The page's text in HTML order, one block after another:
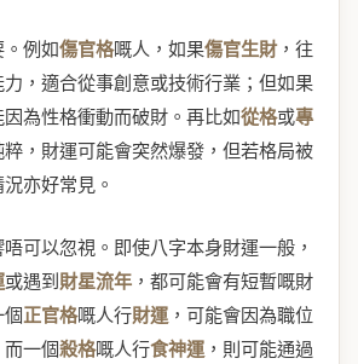
例如傷官格嘅人，如果傷官生財，往
，適合從事創意或技術行業；但如果
因為性格衝動而破財。再比如從格或專
，財運可能會突然爆發，但若格局被
亦好常見。
唔可以忽視。即使八字本身財運一般，
或遇到 財星流年 ，都可能會有短暫嘅財
正官格嘅人行財運 ，可能會因為職位
一個殺格嘅人行食神運 ，則可能通過